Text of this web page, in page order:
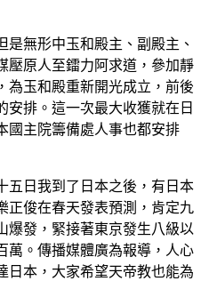
無形中玉和殿主、副殿主、
壓原人至鐳力阿求道，參加靜
為玉和殿重新開光成立，前後
安排。這一次最大收獲就在日
國主院籌備處人事也都安排
日我到了日本之後，有日本
正俊在春天發表預測，肯定九
爆發，緊接著東京發生八級以
萬。傳播媒體廣為報導，人心
日本，大家希望天帝教也能為